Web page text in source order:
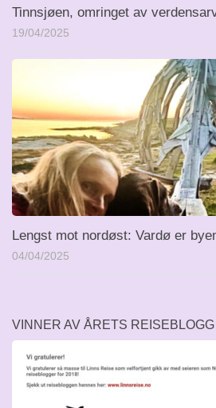
Tinnsjøen, omringet av
19/04/2025
Lengst mot nordøst: Vardø er
04/04/2025
VINNER AV ÅRETS